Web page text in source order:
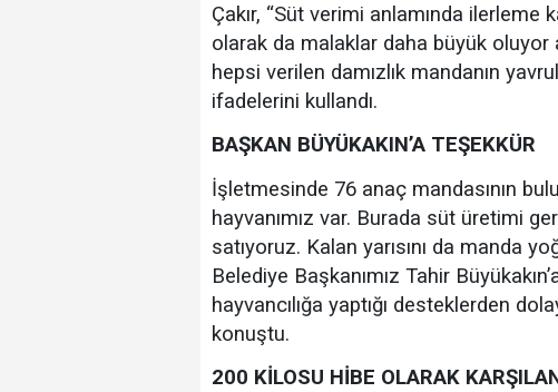
Çakır, “Süt verimi anlamında
olarak da malaklar daha büyük oluyor
hepsi verilen damızlık mandanın
ifadelerini kullandı.
BAŞKAN BÜYÜKAKIN’A TEŞEKKÜR
İşletmesinde 76 anaç mandasının
hayvanımız var. Burada süt üretimi
satıyoruz. Kalan yarısını da manda
Belediye Başkanımız Tahir
hayvancılığa yaptığı desteklerden
konuştu.
200 KİLOSU HİBE OLARAK